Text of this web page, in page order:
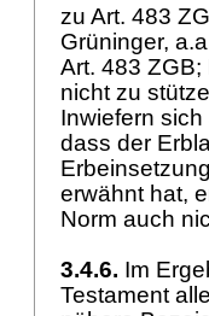
zu Art. 483
Grüninger,
Art. 483 ZGB;
nicht zu
Inwiefern sich
dass der
erwähnt hat,
Norm auch
3.4.6. Im
Testament